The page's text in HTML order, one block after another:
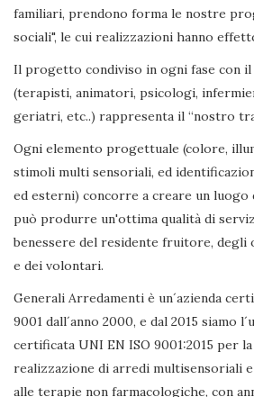
familiari, prendono forma le nostre
sociali", le cui realizzazioni hanno
Il progetto condiviso in ogni fase con
(terapisti, animatori, psicologi,
geriatri, etc..) rappresenta il “nostro
Ogni elemento progettuale (colore,
stimoli multi sensoriali, ed
ed esterni) concorre a creare un
può produrre un'ottima qualità di
benessere del residente fruitore,
e dei volontari.
Generali Arredamenti è un´azienda
9001 dall´anno 2000, e dal 2015 siamo
certificata UNI EN ISO 9001:2015 per
realizzazione di arredi multisensoriali
alle terapie non farmacologiche, con